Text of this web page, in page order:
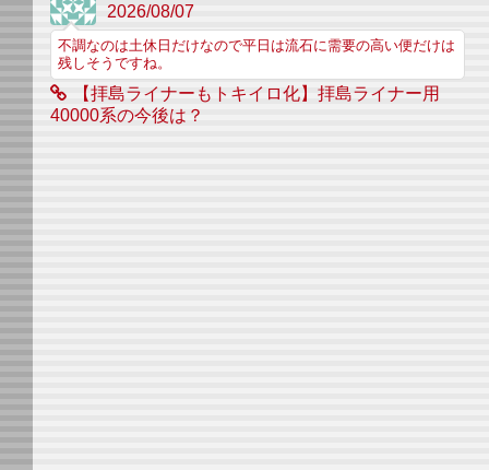
2026/08/07
不調なのは土休日だけなので平日は流石に需要の高い便だけは
残しそうですね。
【拝島ライナーもトキイロ化】拝島ライナー用
40000系の今後は？